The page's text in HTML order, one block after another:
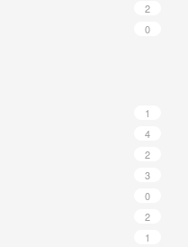
2
0
1
4
2
3
0
2
1